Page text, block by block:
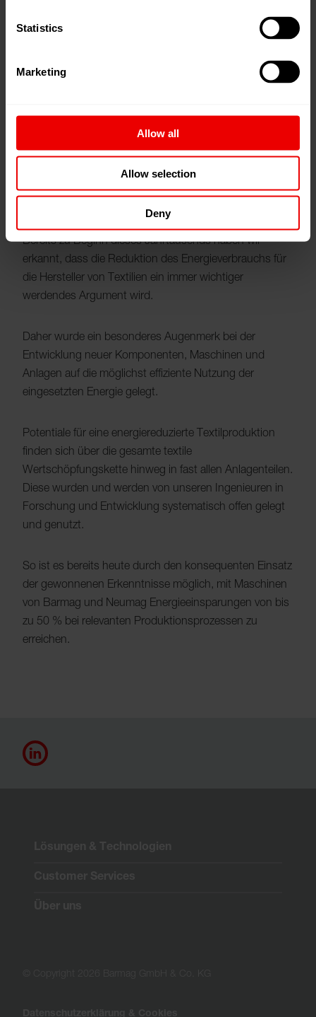
Statistics
Marketing
Allow all
Allow selection
Deny
um das Video
erreichen: Umweltschutz und Kostenoptimierung.
Bereits zu Beginn dieses Jahrtausends haben wir
erkannt, dass die Reduktion des Energieverbrauchs für
die Hersteller von Textilien ein immer wichtiger
werdendes Argument wird.
Daher wurde ein besonderes Augenmerk bei der
Entwicklung neuer Komponenten, Maschinen und
Anlagen auf die möglichst effiziente Nutzung der
eingesetzten Energie gelegt.
Potentiale für eine energiereduzierte Textilproduktion
finden sich über die gesamte textile
Wertschöpfungskette hinweg in fast allen Anlagenteilen.
Diese wurden und werden von unseren Ingenieuren in
Forschung und Entwicklung systematisch offen gelegt
und genutzt.
So ist es bereits heute durch den konsequenten Einsatz
der gewonnenen Erkenntnisse möglich, mit Maschinen
von Barmag und Neumag Energieeinsparungen von bis
zu 50 % bei relevanten Produktionsprozessen zu
erreichen.